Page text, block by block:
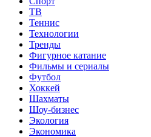
ТВ
Теннис
Технологии
Тренды
Фигурное катание
Фильмы и сериалы
Футбол
Хоккей
Шахматы
Шоу-бизнес
Экология
Экономика